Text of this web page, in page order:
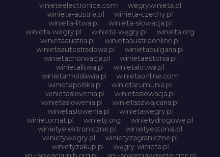
vinieteelectronice.com
wegrywinieta.pl
winieta-austria.pl
winieta-czechy.pl
winieta-litwa.pl
winieta-słowacja.pl
winieta-wegry.pl
winieta-węgry.pl
winieta.org
winietaaustria.pl
winietaaustriaonline.pl
winietaautostradowa.pl
winietabulgaria.pl
winietachorwacja.pl
winietaestonia.pl
winietalitwa.pl
winietalotwa.pl
winietamoldawia.pl
winietaonline.com
winietapolska.pl
winietarumunia.pl
winietaslovenia.pl
winietaslowacja.pl
winietaslowenia.pl
winietaszwajcaria.pl
winietasłowenia.pl
winietawegry.pl
winietomat.pl
winiety.org
winietydrogowe.pl
winietyelektroniczne.pl
winietyestonia.pl
winietywegry.pl
winietyzagraniczne.pl
winietyzakup.pl
węgry-winieta.pl